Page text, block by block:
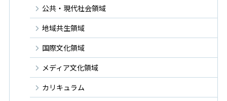
公共・現代社会領域
地域共生領域
国際文化領域
メディア文化領域
カリキュラム